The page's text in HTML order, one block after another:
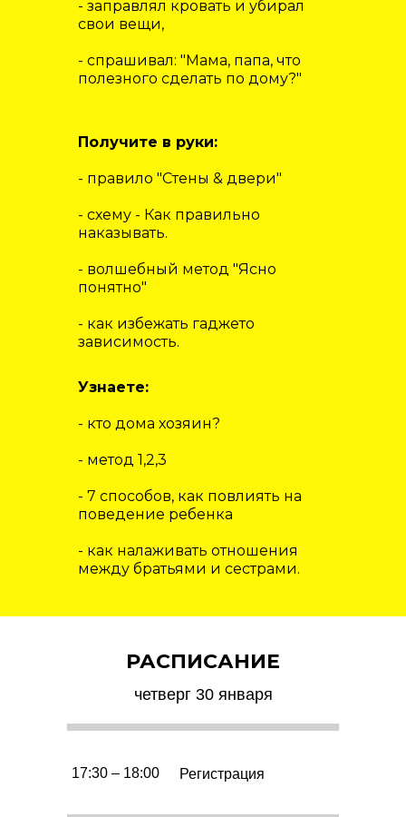
Получите в руки:
- правило "Стены & двери"
- схему - Как правильно
наказывать.
- волшебный метод "Ясно
понятно"
- как избежать гаджето
зависимость.
- заправлял кровать и убирал
свои вещи,
- спрашивал: "Мама, папа, что
полезного сделать по дому?"
Узнаете:
- кто дома хозяин?
- метод 1,2,3
- 7 способов, как повлиять на
поведение ребенка
- как налаживать отношения
между братьями и сестрами.
четверг 30 января
РАСПИСАНИЕ
17:30 – 18:00 Регистрация